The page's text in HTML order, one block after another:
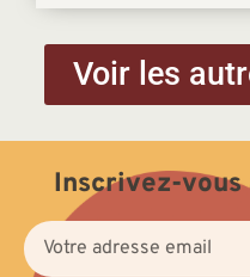
Voir les
Inscrivez-